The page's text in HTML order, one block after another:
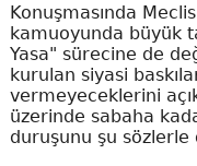
Konuşmasında
kamuoyunda büyük
Yasa" sürecine de
kurulan siyasi
vermeyeceklerini
üzerinde sabaha
duruşunu şu sözlerle